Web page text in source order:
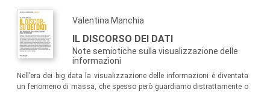
Valentina Manchia
IL DISCORSO DEI DATI
Note semiotiche sulla visualizzazione delle
informazioni
Nell’era dei big data la visualizzazione delle informazioni è diventata
un fenomeno di massa, che spesso però guardiamo distrattamente o